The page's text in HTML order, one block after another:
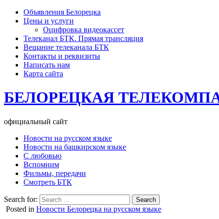
Объявления Белорецка
Цены и услуги
Оцифровка видеокассет
Телеканал БТК. Прямая трансляция
Вещание телеканала БТК
Контакты и реквизиты
Написать нам
Карта сайта
БЕЛОРЕЦКАЯ
официальный сайт
Новости на русском языке
Новости на башкирском языке
С любовью
Вспомним
Фильмы, передачи
Смотреть БТК
Search for:
Posted in Новости Белорецка на русском языке